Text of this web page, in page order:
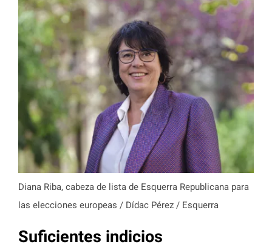
Diana Riba, cabeza de lista de Esquerra Republicana para
las elecciones europeas / Dídac Pérez / Esquerra
Suficientes indicios